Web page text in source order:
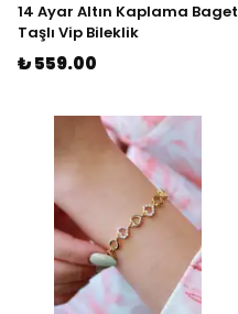
14 Ayar Altın Kaplama Baget
Taşlı Vip Bileklik
₺ 559.00